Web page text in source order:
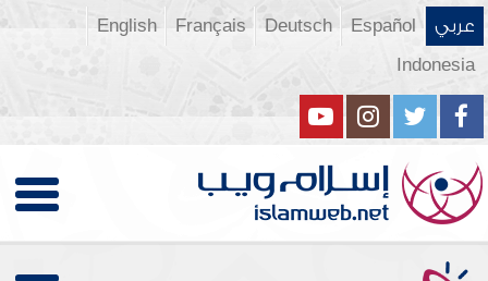
عربي Español
Deutsch
Français
English
Indonesia